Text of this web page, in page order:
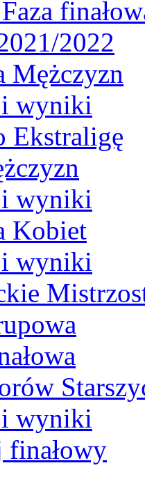
2022
Mężczyzn
i wyniki
Ekstraligę
i wyniki
Kobiet
i wyniki
i wyniki